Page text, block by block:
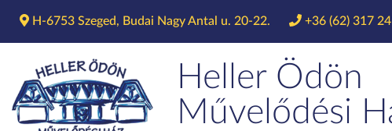
H-6753 Szeged, Budai Nagy Antal u. 20-22. +36 (62) 317
Heller Ödön
Művelődési